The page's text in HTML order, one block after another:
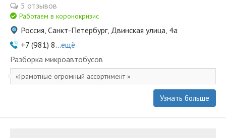
5 отзывов
Работаем в коронокризис
Россия, Санкт-Петербург, Двинская улица, 4а
+7 (981) 8...ещё
Разборка микроавтобусов
Грамотные огромный ассортимент
Узнать больше